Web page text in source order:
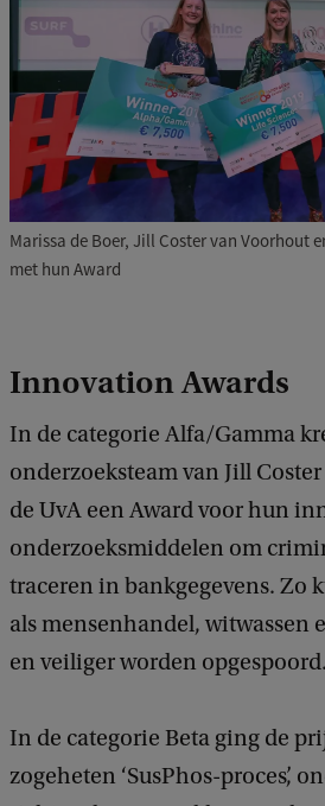
Marissa de Boer, Jill Coster van Voorhout
met hun Award
Innovation Awards
In de categorie Alfa/Gamma
onderzoeksteam van Jill
de UvA een Award voor hun
onderzoeksmiddelen om
traceren in bankgegevens. Zo
als mensenhandel, witwassen
en veiliger worden opgespoord.
In de categorie Beta ging de
zogeheten ‘SusPhos-proces’,